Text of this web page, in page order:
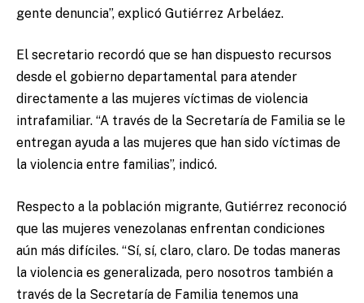
gente denuncia”, explicó Gutiérrez Arbeláez.
El secretario recordó que se han dispuesto recursos
desde el gobierno departamental para atender
directamente a las mujeres víctimas de violencia
intrafamiliar. “A través de la Secretaría de Familia se le
entregan ayuda a las mujeres que han sido víctimas de
la violencia entre familias”, indicó.
Respecto a la población migrante, Gutiérrez reconoció
que las mujeres venezolanas enfrentan condiciones
aún más difíciles. “Sí, sí, claro, claro. De todas maneras
la violencia es generalizada, pero nosotros también a
través de la Secretaría de Familia tenemos una